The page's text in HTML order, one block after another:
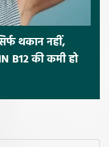
थकान नहीं,
B12 की कमी हो